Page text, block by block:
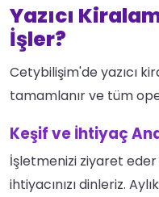
Yazıcı
İşler?
Cetybilişim'de yazıcı
tamamlanır ve tüm
Keşif ve İhtiyaç
İşletmenizi ziyaret
ihtiyacınızı dinleriz.